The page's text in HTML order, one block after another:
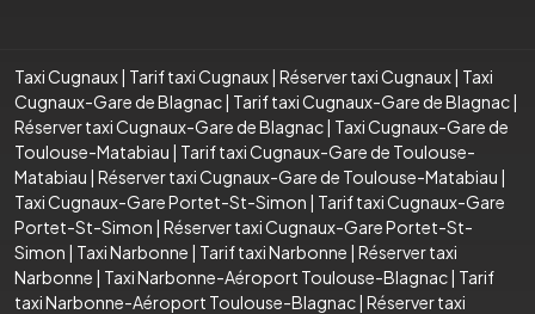
Taxi Cugnaux| Tarif taxi Cugnaux| Réserver taxi Cugnaux| Taxi
Cugnaux-Gare de Blagnac| Tarif taxi Cugnaux-Gare de Blagnac|
Réserver taxi Cugnaux-Gare de Blagnac| Taxi Cugnaux-Gare de
Toulouse-Matabiau | Tarif taxi Cugnaux-Gare de Toulouse-
Matabiau | Réserver taxi Cugnaux-Gare de Toulouse-Matabiau |
Taxi Cugnaux-Gare Portet-St-Simon | Tarif taxi Cugnaux-Gare
Portet-St-Simon | Réserver taxi Cugnaux-Gare Portet-St-
Simon | Taxi Narbonne | Tarif taxi Narbonne | Réserver taxi
Narbonne | Taxi Narbonne-Aéroport Toulouse-Blagnac| Tarif
taxi Narbonne-Aéroport Toulouse-Blagnac| Réserver taxi